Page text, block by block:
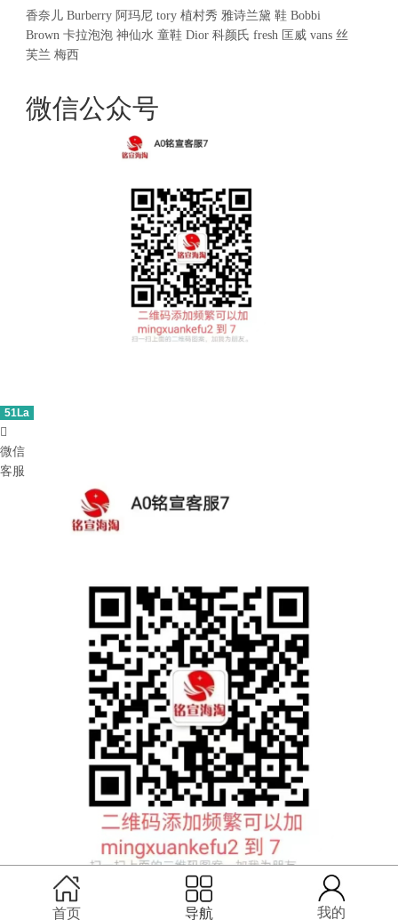
香奈儿 Burberry 阿玛尼 tory 植村秀 雅诗兰黛 鞋 Bobbi
Brown 卡拉泡泡 神仙水 童鞋 Dior 科颜氏 fresh 匡威 vans 丝
芙兰 梅西
微信公众号
首页 导航 我的
51La

微信
客服
扫码联系铭宣客服